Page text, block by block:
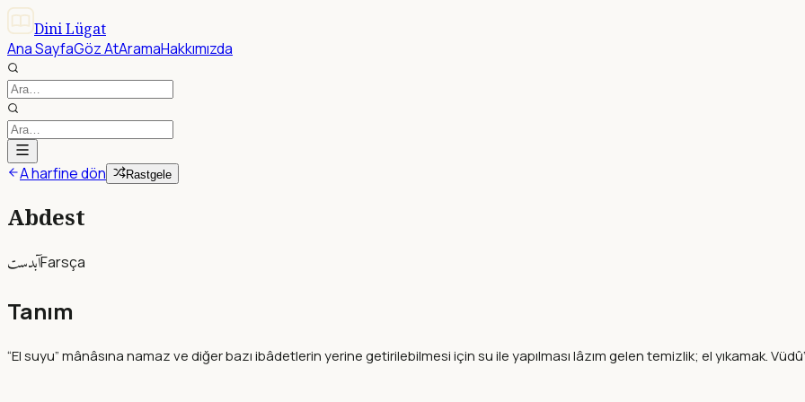
Dini Lügat
Ana SayfaGöz AtAramaHakkımızda
A harfine dön Rastgele
Abdest
آبدستFarsça
Tanım
“El suyu” mânâsına namaz ve diğer bazı ibâdetlerin yerine getirilebilmesi için su ile yapılması lâzım gelen temizlik; el yıkamak.